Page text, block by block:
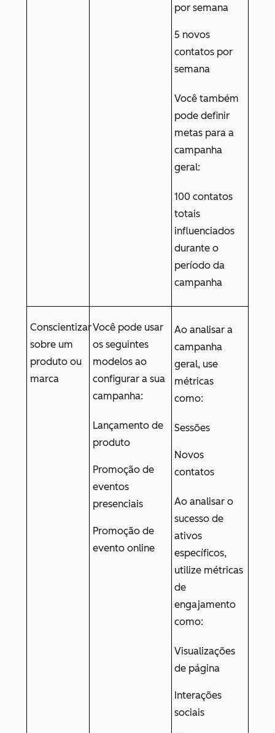
por semana
5 novos
contatos por
semana
Você também
pode definir
metas para a
campanha
geral:
100 contatos
totais
influenciados
durante o
período da
campanha
Conscientizar
sobre um
produto ou
marca
Você pode usar
os seguintes
modelos ao
configurar a sua
campanha:
Lançamento de
produto
Promoção de
eventos
presenciais
Promoção de
evento online
Ao analisar a
campanha
geral, use
métricas
como:
Sessões
Novos
contatos
Ao analisar o
sucesso de
ativos
específicos,
utilize métricas
de
engajamento
como:
Visualizações
de página
Interações
sociais